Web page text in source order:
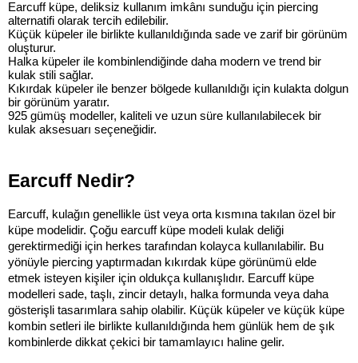
Earcuff küpe, deliksiz kullanım imkânı sunduğu için piercing
alternatifi olarak tercih edilebilir.
Küçük küpeler ile birlikte kullanıldığında sade ve zarif bir görünüm
oluşturur.
Halka küpeler ile kombinlendiğinde daha modern ve trend bir
kulak stili sağlar.
Kıkırdak küpeler ile benzer bölgede kullanıldığı için kulakta dolgun
bir görünüm yaratır.
925 gümüş modeller, kaliteli ve uzun süre kullanılabilecek bir
kulak aksesuarı seçeneğidir.
Earcuff Nedir?
Earcuff, kulağın genellikle üst veya orta kısmına takılan özel bir
küpe modelidir. Çoğu earcuff küpe modeli kulak deliği
gerektirmediği için herkes tarafından kolayca kullanılabilir. Bu
yönüyle piercing yaptırmadan kıkırdak küpe görünümü elde
etmek isteyen kişiler için oldukça kullanışlıdır. Earcuff küpe
modelleri sade, taşlı, zincir detaylı, halka formunda veya daha
gösterişli tasarımlara sahip olabilir. Küçük küpeler ve küçük küpe
kombin setleri ile birlikte kullanıldığında hem günlük hem de şık
kombinlerde dikkat çekici bir tamamlayıcı haline gelir.